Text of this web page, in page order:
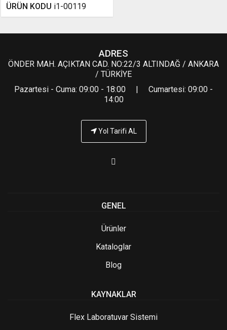
ÜRÜN KODU i1-00119
ADRES
ÖNDER MAH. AÇIKTAN CAD. NO:22/3 ALTINDAĞ / ANKARA
/ TÜRKİYE
Pazartesi - Cuma: 09:00 - 18:00 | Cumartesi: 09:00 -
14:00
Yol Tarifi AL
GENEL
Ürünler
Kataloglar
Blog
KAYNAKLAR
Flex Laboratuvar Sistemi